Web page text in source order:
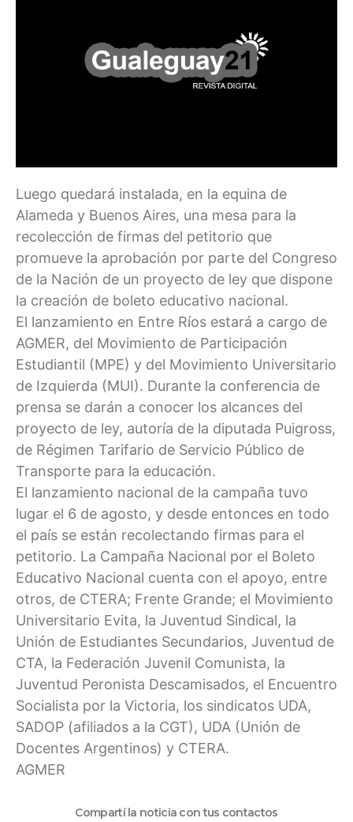
Luego quedará instalada, en la equina de
Alameda y Buenos Aires, una mesa para la
recolección de firmas del petitorio que
promueve la aprobación por parte del Congreso
de la Nación de un proyecto de ley que dispone
la creación de boleto educativo nacional.
El lanzamiento en Entre Ríos estará a cargo de
AGMER, del Movimiento de Participación
Estudiantil (MPE) y del Movimiento Universitario
de Izquierda (MUI). Durante la conferencia de
prensa se darán a conocer los alcances del
proyecto de ley, autoría de la diputada Puigross,
de Régimen Tarifario de Servicio Público de
Transporte para la educación.
El lanzamiento nacional de la campaña tuvo
lugar el 6 de agosto, y desde entonces en todo
el país se están recolectando firmas para el
petitorio. La Campaña Nacional por el Boleto
Educativo Nacional cuenta con el apoyo, entre
otros, de CTERA; Frente Grande; el Movimiento
Universitario Evita, la Juventud Sindical, la
Unión de Estudiantes Secundarios, Juventud de
CTA, la Federación Juvenil Comunista, la
Juventud Peronista Descamisados, el Encuentro
Socialista por la Victoria, los sindicatos UDA,
SADOP (afiliados a la CGT), UDA (Unión de
Docentes Argentinos) y CTERA.
AGMER
Compartí la noticia con tus contactos